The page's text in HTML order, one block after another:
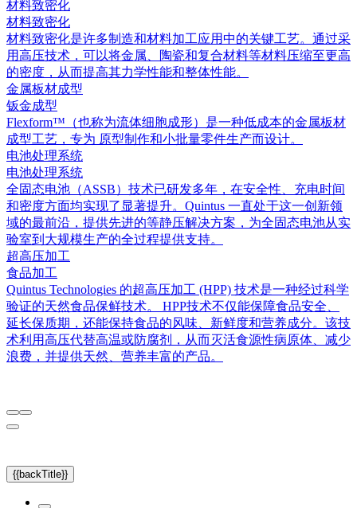
材料致密化
材料致密化
材料致密化是许多制造和材料加工应用中的关键工艺。通过采
用高压技术，可以将金属、陶瓷和复合材料等材料压缩至更高
的密度，从而提高其力学性能和整体性能。
金属板材成型
钣金成型
Flexform™（也称为流体细胞成形）是一种低成本的金属板材
成型工艺，专为 原型制作和小批量零件生产而设计。
电池处理系统
电池处理系统
全固态电池（ASSB）技术已研发多年，在安全性、充电时间
和密度方面均实现了显著提升。Quintus 一直处于这一创新领
域的最前沿，提供先进的等静压解决方案，为全固态电池从实
验室到大规模生产的全过程提供支持。
超高压加工
食品加工
Quintus Technologies 的超高压加工 (HPP) 技术是一种经过科学
验证的天然食品保鲜技术。 HPP技术不仅能保障食品安全、
延长保质期，还能保持食品的风味、新鲜度和营养成分。该技
术利用高压代替高温或防腐剂，从而灭活食源性病原体、减少
浪费，并提供天然、营养丰富的产品。
{{backTitle}}